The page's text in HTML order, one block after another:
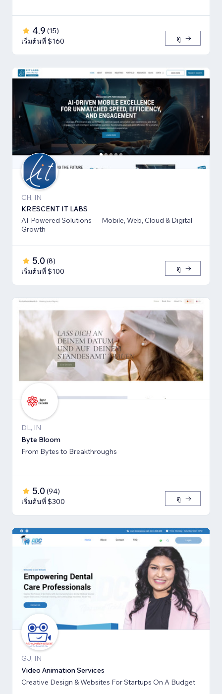
4.9 (15)
เริ่มต้นที่ $160
ดู
CH, IN
KRESCENT IT LABS
AI-Powered Solutions — Mobile, Web, Cloud & Digital
Growth
5.0 (8)
เริ่มต้นที่ $100
ดู
DL, IN
Byte Bloom
From Bytes to Breakthroughs
5.0 (94)
เริ่มต้นที่ $300
ดู
GJ, IN
Video Animation Services
Creative Design & Websites For Startups On A Budget